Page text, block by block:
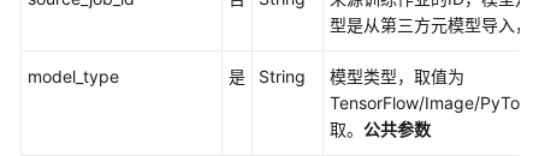
模
理
型是从第三方元模型导入
model_type 是 String
模型类型，取值为
TensorFlow/Image/
取。 公共参数